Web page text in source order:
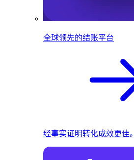
全球领先的结账平台
经事实证明转化成效更佳。